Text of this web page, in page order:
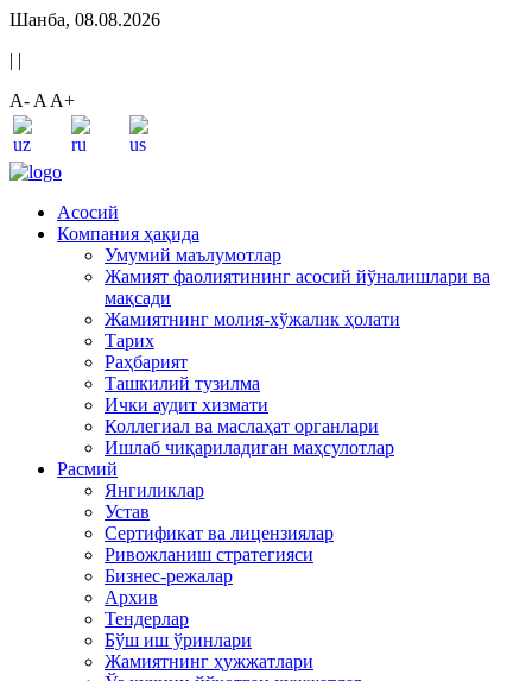
Шанба, 08.08.2026
| |
A- A A+
Асосий
Компания ҳақида
Умумий маълумотлар
Жамият фаолиятининг асосий йўналишлари ва
мақсади
Жамиятнинг молия-хўжалик ҳолати
Тарих
Раҳбарият
Ташкилий тузилма
Ички аудит хизмати
Коллегиал ва маслаҳат органлари
Ишлаб чиқариладиган маҳсулотлар
Расмий
Янгиликлар
Устав
Сертификат ва лицензиялар
Ривожланиш стратегияси
Бизнес-режалар
Архив
Тендерлар
Бўш иш ўринлари
Жамиятнинг ҳужжатлари